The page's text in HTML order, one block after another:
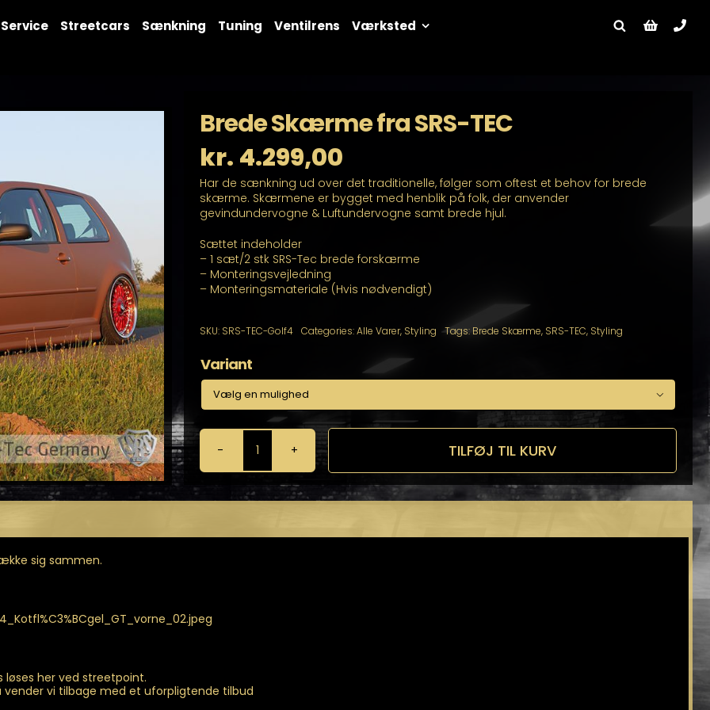
Service Streetcars Sænkning Tuning Ventilrens Værksted
Brede Skærme fra SRS-TEC
kr. 4.299,00
Har de sænkning ud over det traditionelle, følger som oftest et behov for brede
skærme. Skærmene er bygget med henblik på folk, der anvender
gevindundervogne & Luftundervogne samt brede hjul.
Sættet indeholder
– 1 sæt/2 stk SRS-Tec brede forskærme
– Monteringsvejledning
– Monteringsmateriale (Hvis nødvendigt)
SKU: SRS-TEC-Golf4 Categories:Alle Varer, Styling Tags: Brede Skærme, SRS-TEC, Styling
Variant

Brede
Skærme
fra
SRS-
TILFØJ TIL KURV
sig sammen.
her ved streetpoint.
vi tilbage med et uforpligtende tilbud